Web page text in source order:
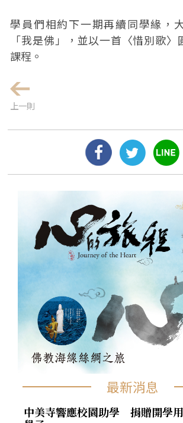
學員們相約下一期再續同學緣，
「我是佛」，並以一首〈惜別歌〉
課程。
上一則
最新消息
中美寺響應校園助學 捐贈開學